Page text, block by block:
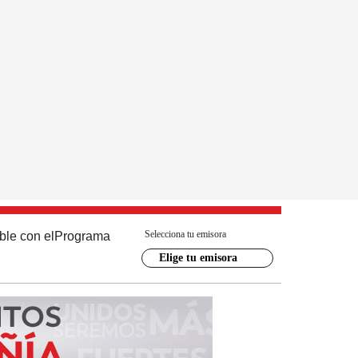
con el Programa Selecciona tu emisora
Elige tu emisora